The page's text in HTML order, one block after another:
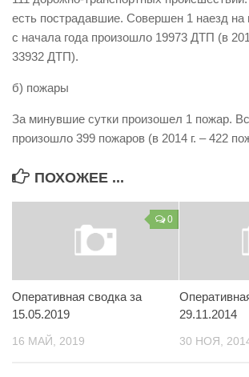
Конкурсы
Наша работа
Контакты
Вакансии
есть пострадавшие. Совершен 1 наезд на
с начала года произошло 19973 ДТП (в
33932 ДТП).
б) пожары
За минувшие сутки произошел 1 пожар.
произошло 399 пожаров (в 2014 г. – 422
ПОХОЖЕЕ ...
0
Оперативная сводка за
15.05.2019
16 МАЙ, 2019
29.11.2014
30 НОЯ,